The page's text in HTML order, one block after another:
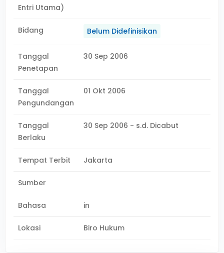
Entri Utama)
Bidang Belum Didefinisikan
Tanggal
Penetapan
30 Sep 2006
Tanggal
Pengundangan
01 Okt 2006
Tanggal
Berlaku
30 Sep 2006 - s.d. Dicabut
Tempat Terbit Jakarta
Sumber
Bahasa in
Lokasi Biro Hukum